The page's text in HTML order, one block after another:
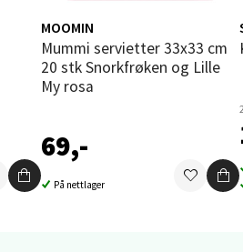
MOOMIN
Mummi servietter 33x33 cm
20 stk Snorkfrøken og Lille
My rosa
69,-
På nettlager
- Thon Senter
7, 1338 Sandvika
10-21